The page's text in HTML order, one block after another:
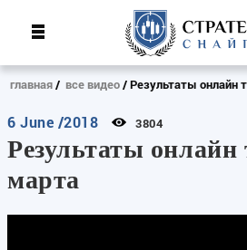
главная все видео Результаты онлайн
6 June /2018 3804
Результаты онлайн
марта